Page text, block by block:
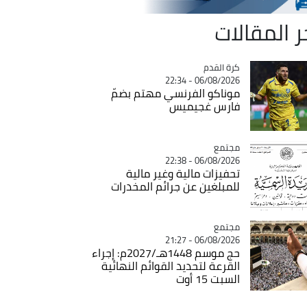
المقالات
Catégorie
كرة القدم
06/08/2026 - 22:34
موناكو الفرنسي مهتم بضمّ
فارس غجيميس
Catégorie
مجتمع
06/08/2026 - 22:38
تحفيزات مالية وغير مالية
للمبلغين عن جرائم المخدرات
Catégorie
مجتمع
06/08/2026 - 21:27
حج موسم 1448هـ/2027م: إجراء
القرعة لتحديد القوائم النهائية
السبت 15 أوت